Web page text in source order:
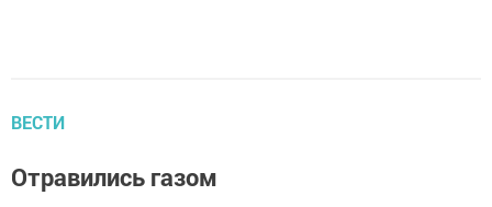
ВЕСТИ
Отравились газом